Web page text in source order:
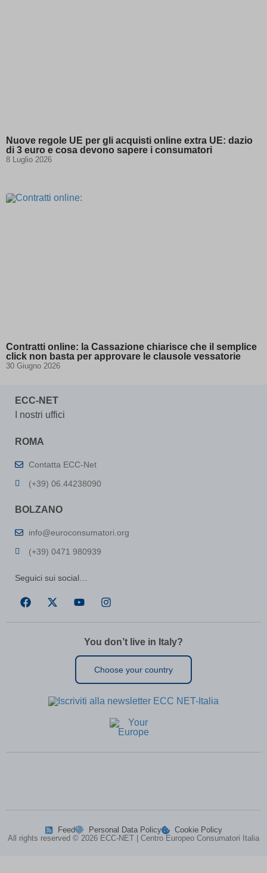
Nuove regole UE per gli acquisti online extra UE: dazio
di 3 euro e cosa devono sapere i consumatori
8 Luglio 2026
Contratti online: la Cassazione chiarisce che il semplice
click non basta per approvare le clausole vessatorie
30 Giugno 2026
ECC-NET
I nostri uffici
ROMA
Contatta ECC-Net
(+39) 06.44238090
BOLZANO
info@euroconsumatori.org
(+39) 0471 980939
Seguici sui social…
You don’t live in Italy?
Choose your country
All rights reserved © 2026 ECC-NET | Centro Europeo Consumatori Italia
Feed Personal Data Policy Cookie Policy